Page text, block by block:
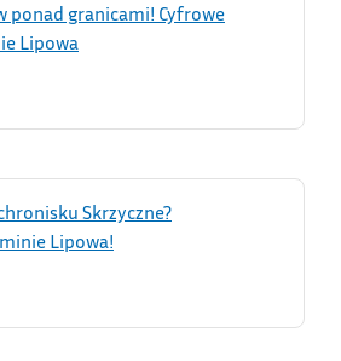
ponad granicami! Cyfrowe
Lipowa
Skrzyczne?
Lipowa!